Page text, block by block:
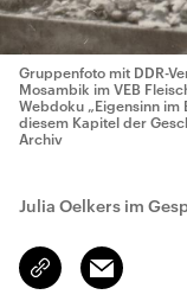
Gruppenfoto mit DDR-
Mosambik im VEB
Webdoku „Eigensinn
diesem Kapitel der
Archiv
Julia Oelkers im
Link
kopieren/teilen
Email